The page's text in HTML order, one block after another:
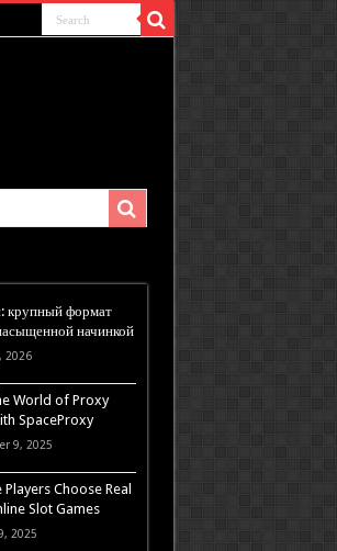
крупный формат
начинкой
2026
World of Proxy
SpaceProxy
9, 2025
Choose Real
Slot Games
2025